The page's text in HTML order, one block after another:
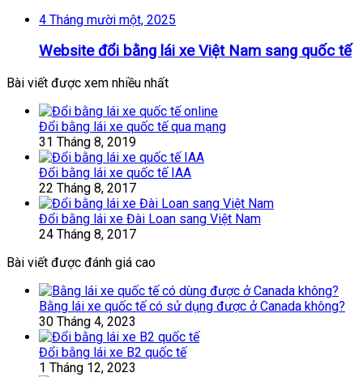
4 Tháng mười một, 2025
Website đổi bằng lái xe Việt Nam sang quốc tế
Bài viết được xem nhiều nhất
Đổi bằng lái xe quốc tế qua mạng
31 Tháng 8, 2019
Đổi bằng lái xe quốc tế IAA
22 Tháng 8, 2017
Đổi bằng lái xe Đài Loan sang Việt Nam
24 Tháng 8, 2017
Bài viết được đánh giá cao
Bằng lái xe quốc tế có sử dụng được ở Canada không?
30 Tháng 4, 2023
Đổi bằng lái xe B2 quốc tế
1 Tháng 12, 2023